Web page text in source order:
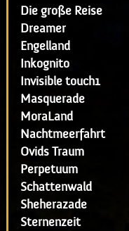
Die große Reise
Dreamer
Engelland
Inkognito
Invisible touch1
Masquerade
MoraLand
Nachtmeerfahrt
Ovids Traum
Perpetuum
Schattenwald
Sheherazade
Sternenzeit